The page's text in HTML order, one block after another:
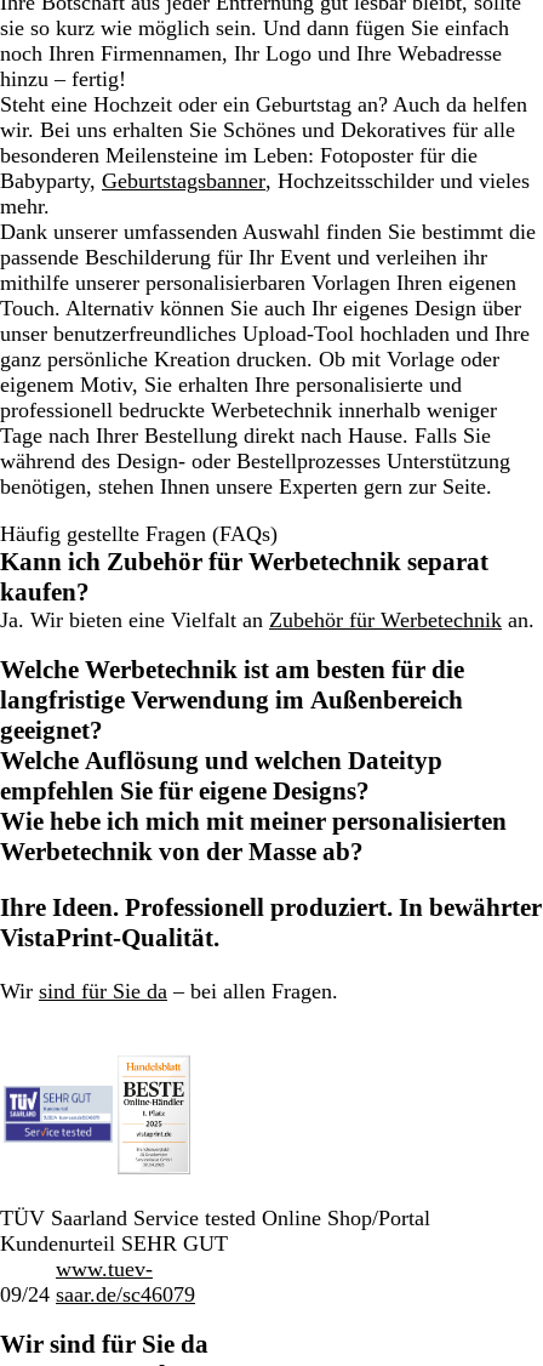
sie so kurz wie möglich sein. Und dann fügen Sie einfach
noch Ihren Firmennamen, Ihr Logo und Ihre Webadresse
hinzu – fertig!
Steht eine Hochzeit oder ein Geburtstag an? Auch da helfen
wir. Bei uns erhalten Sie Schönes und Dekoratives für alle
besonderen Meilensteine im Leben: Fotoposter für die
Babyparty, Geburtstagsbanner, Hochzeitsschilder und vieles
mehr.
Dank unserer umfassenden Auswahl finden Sie bestimmt die
passende Beschilderung für Ihr Event und verleihen ihr
mithilfe unserer personalisierbaren Vorlagen Ihren eigenen
Touch. Alternativ können Sie auch Ihr eigenes Design über
unser benutzerfreundliches Upload-Tool hochladen und Ihre
ganz persönliche Kreation drucken. Ob mit Vorlage oder
eigenem Motiv, Sie erhalten Ihre personalisierte und
professionell bedruckte Werbetechnik innerhalb weniger
Tage nach Ihrer Bestellung direkt nach Hause. Falls Sie
während des Design- oder Bestellprozesses Unterstützung
benötigen, stehen Ihnen unsere Experten gern zur Seite.
Häufig gestellte Fragen (FAQs)
Kann ich Zubehör für Werbetechnik separat
kaufen?
Ja. Wir bieten eine Vielfalt an Zubehör für Werbetechnik an.
Welche Werbetechnik ist am besten für die
langfristige Verwendung im Außenbereich
geeignet?
Welche Auflösung und welchen Dateityp
empfehlen Sie für eigene Designs?
Wie hebe ich mich mit meiner personalisierten
Werbetechnik von der Masse ab?
Ihre Ideen. Professionell produziert. In bewährter
VistaPrint-Qualität.
Wir sind für Sie da – bei allen Fragen.
TÜV Saarland Service tested Online Shop/Portal
Kundenurteil SEHR GUT
09/24
www.tuev-
saar.de/sc46079
Wir sind für Sie da